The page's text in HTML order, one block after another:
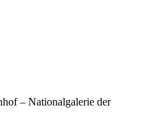
– Nationalgalerie der